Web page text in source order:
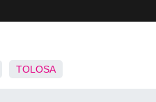
TOLOSA